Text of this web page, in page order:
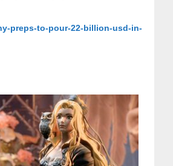
preps-to-pour-22-billion-usd-in-